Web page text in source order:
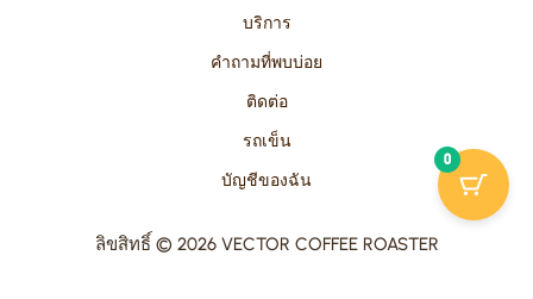
บริการ
คำถามที่พบบ่อย
ติดต่อ
รถเข็น
บัญชีของฉัน
ลิขสิทธิ์ © 2026 VECTOR COFFEE ROASTER
0